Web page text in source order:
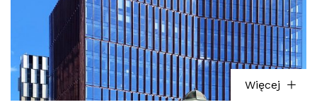
Więcej